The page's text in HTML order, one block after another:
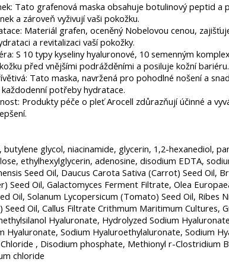
Tato grafenová maska ​​obsahuje botulinový peptid
a zároveň vyživují vaši pokožku.
Materiál grafen, oceněný Nobelovou cenou,
a revitalizaci vaší pokožky.
S 10 typy kyseliny hyaluronové, 10 semenným
před vnějšími podrážděními a posiluje kožní bariéru.
Tato maska, navržená pro pohodlné nošení a
potřeby hydratace.
Produkty péče o pleť Arocell zdůrazňují účinné a
glycol, niacinamide, glycerin, 1,2-hexanediol,
ethylhexylglycerin, adenosine, disodium EDTA,
Seed Oil, Daucus Carota Sativa (Carrot) Seed Oil,
Seed Oil, Galactomyces Ferment Filtrate, Olea
Oil, Solanum Lycopersicum (Tomato) Seed Oil,
Seed Oil, Callus Filtrate Crithmum Maritimum Cultures,
Hyaluronate, Hydrolyzed Sodium
Hyaluronate, Sodium Hyaluroethylaluronate, Sodium
, Disodium phosphate, Methionyl r-Clostridium
chloride